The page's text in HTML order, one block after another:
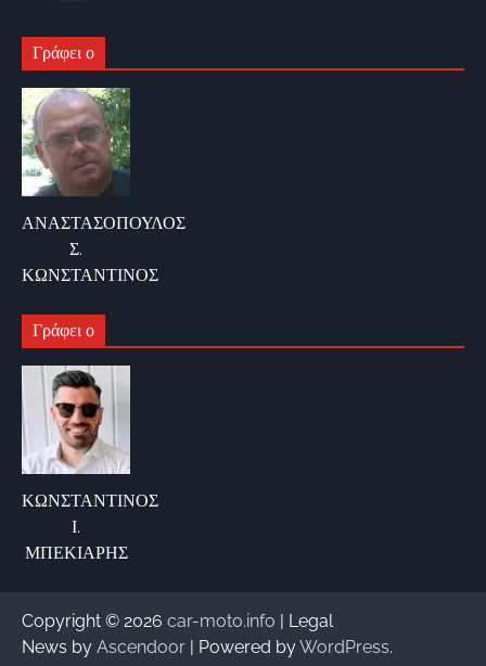
Γράφει ο
ΑΝΑΣΤΑΣΟΠΟΥΛΟΣ
Σ.
ΚΩΝΣΤΑΝΤΙΝΟΣ
Γράφει ο
ΚΩΝΣΤΑΝΤΙΝΟΣ
Ι.
ΜΠΕΚΙΑΡΗΣ
Copyright © 2026 car-moto.info | Legal
News by Ascendoor | Powered byWordPress.